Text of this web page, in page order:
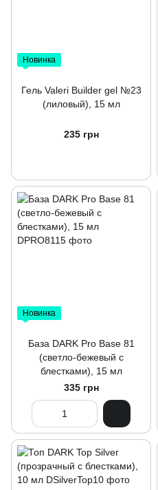
Новинка
Гель Valeri Builder gel №23
(лиловый), 15 мл
235 грн
Новинка
База DARK Pro Base 81
(светло-бежевый с
блестками), 15 мл
335 грн